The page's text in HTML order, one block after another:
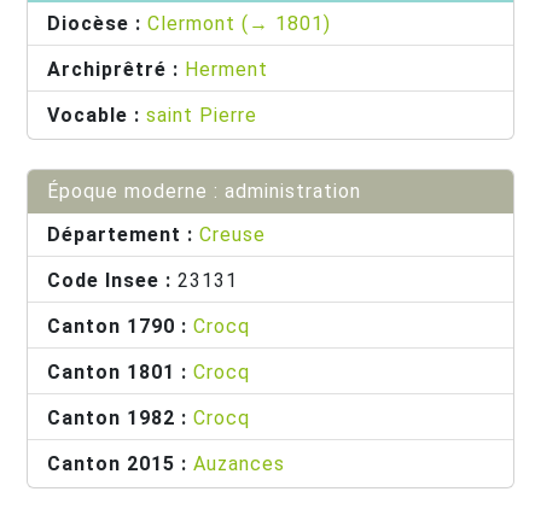
Diocèse : Clermont (→ 1801)
Archiprêtré : Herment
Vocable : saint Pierre
Époque moderne : administration
Département : Creuse
Code Insee : 23131
Canton 1790 : Crocq
Canton 1801 : Crocq
Canton 1982 : Crocq
Canton 2015 : Auzances